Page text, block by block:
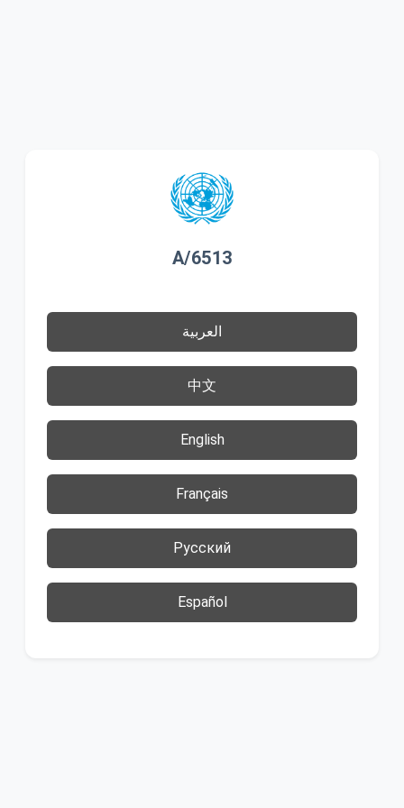
A/6513
العربية
中文
English
Français
Русский
Español